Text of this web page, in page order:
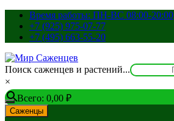
Перейти
содержимому
Время работы: ПН-ВС 08:00-20:00
+7 (925) 975-07-77
+7 (495) 663-55-20
Поиск саженцев и растений...
×
Всего: 0,00 ₽
Саженцы